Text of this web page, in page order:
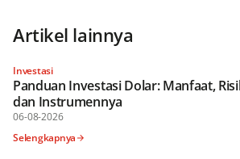
Artikel lainnya
Investasi
Panduan Investasi Dolar: Manfaat,
dan Instrumennya
06-08-2026
Selengkapnya